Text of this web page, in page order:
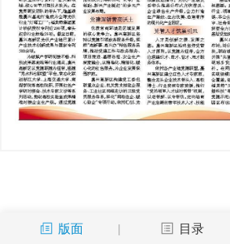
版面 | 目录